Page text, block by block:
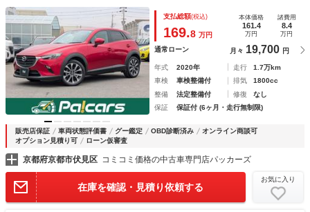
ター・アドバンスドスマートシティブレーキサポート・アドバ
ンストキーレスエントリー・アフター保証半年間付
支払総額(税込)
169.8 万円
本体価格
161.4
万円
諸費用
8.4
万円
通常ローン 月々 19,700 円
年式 2020年 走行
1.7万km
車検
車検整備付 排気
1800cc
整備
法定整備付 修復
なし
保証
保証付 (6ヶ月・走行無制限)
販売店保証 車両状態評価書 グー鑑定 OBD診断済み
オンライン商談可
オプション見積り可
ローン仮審査
京都府京都市伏見区 コミコミ価格の中古車専門店パッカーズ
在庫を確認・見積り依頼する
お気に入り